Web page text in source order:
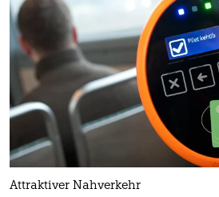
Attraktiver Nahverkehr